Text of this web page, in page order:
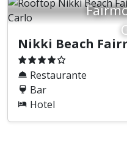
Nikki Beach
Restaurante
Bar
Hotel